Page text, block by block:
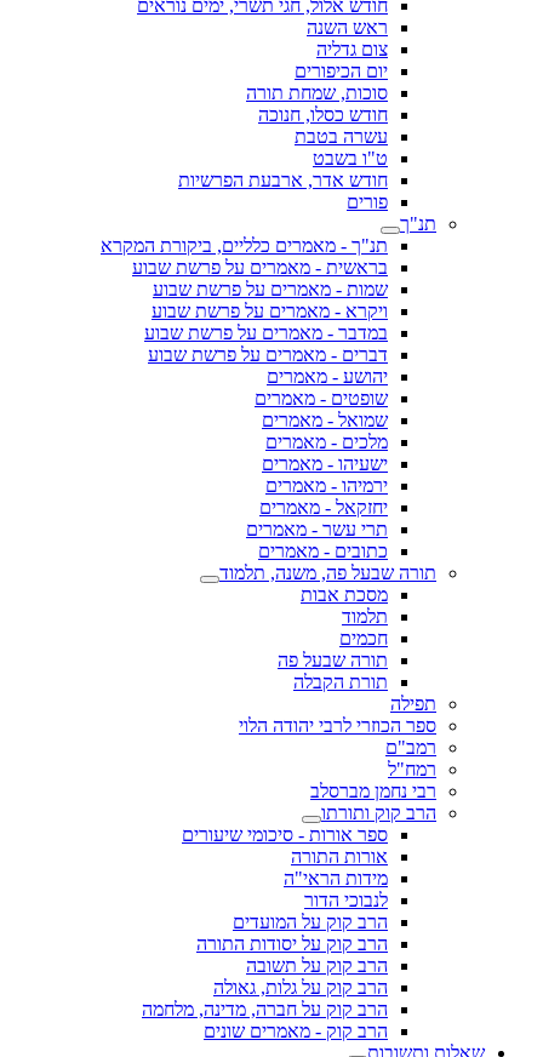
חודש אלול, חגי תשרי, ימים נוראים
ראש השנה
צום גדליה
יום הכיפורים
סוכות, שמחת תורה
חודש כסלו, חנוכה
עשרה בטבת
ט"ו בשבט
חודש אדר, ארבעת הפרשיות
פורים
תנ"ך
תנ"ך - מאמרים כלליים, ביקורת המקרא
בראשית - מאמרים על פרשת שבוע
שמות - מאמרים על פרשת שבוע
ויקרא - מאמרים על פרשת שבוע
במדבר - מאמרים על פרשת שבוע
דברים - מאמרים על פרשת שבוע
יהושע - מאמרים
שופטים - מאמרים
שמואל - מאמרים
מלכים - מאמרים
ישעיהו - מאמרים
ירמיהו - מאמרים
יחזקאל - מאמרים
תרי עשר - מאמרים
כתובים - מאמרים
תורה שבעל פה, משנה, תלמוד
מסכת אבות
תלמוד
חכמים
תורה שבעל פה
תורת הקבלה
תפילה
ספר הכוזרי לרבי יהודה הלוי
רמב"ם
רמח"ל
רבי נחמן מברסלב
הרב קוק ותורתו
ספר אורות - סיכומי שיעורים
אורות התורה
מידות הראי"ה
לנבוכי הדור
הרב קוק על המועדים
הרב קוק על יסודות התורה
הרב קוק על תשובה
הרב קוק על גלות, גאולה
הרב קוק על חברה, מדינה, מלחמה
הרב קוק - מאמרים שונים
שאלות ותשובות